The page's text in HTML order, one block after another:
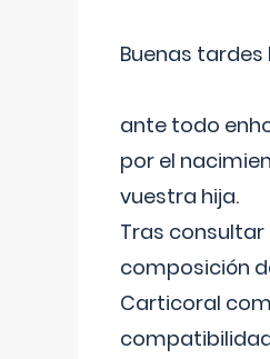
Buenas tardes
ante todo
por el
vuestra hija.
Tras consultar
composición
Carticoral